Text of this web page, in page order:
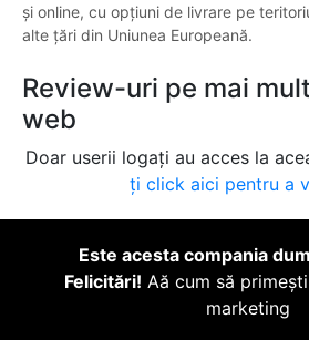
și online, cu opțiuni de livrare pe
alte țări din Uniunea Europeană.
Review-uri pe mai
web
Doar userii logați au acces la
ți click aici pentru a
Este acesta compania
Felicitări! Aă cum să
marketing